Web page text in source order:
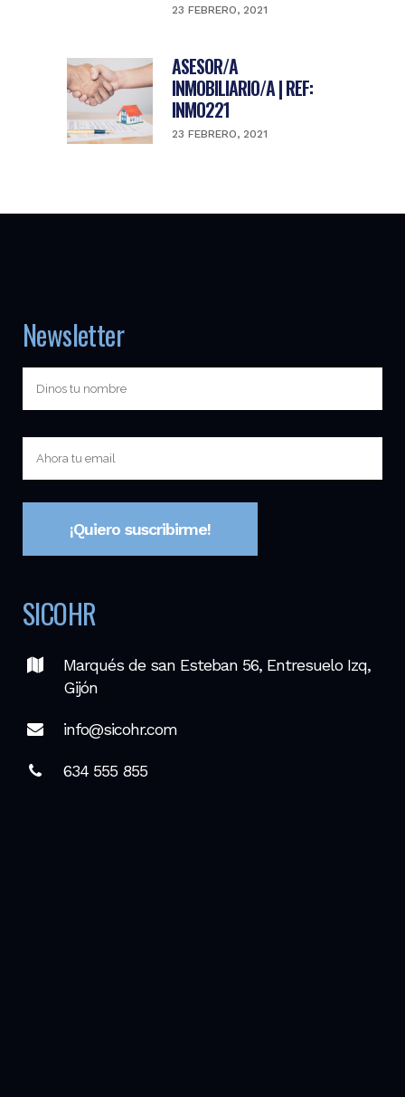
23 FEBRERO, 2021
ASESOR/A
INMOBILIARIO/A | REF:
INMO221
23 FEBRERO, 2021
Newsletter
SICOHR
Marqués de san Esteban 56, Entresuelo Izq,
Gijón
info@sicohr.com
634 555 855